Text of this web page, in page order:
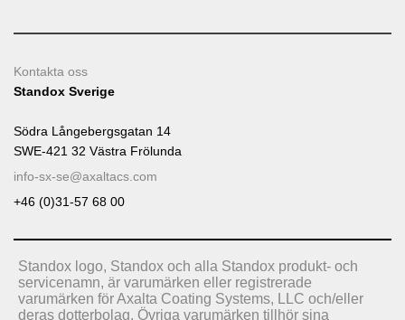
Kontakta oss
Standox Sverige
Södra Långebergsgatan 14
SWE-421 32 Västra Frölunda
info-sx-se@axaltacs.com
+46 (0)31-57 68 00
Standox logo, Standox och alla Standox produkt- och
servicenamn, är varumärken eller registrerade
varumärken för Axalta Coating Systems, LLC och/eller
deras dotterbolag. Övriga varumärken tillhör sina